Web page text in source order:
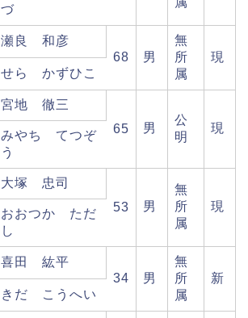
づ
瀬良 和彦
68
男
無
所
属
現
せら かずひこ
宮地 徹三
65
男
公
明
現
みやち てつぞ
う
大塚 忠司
53
男
無
所
属
現
おおつか ただ
し
喜田 紘平
34
男
無
所
属
新
きだ こうへい